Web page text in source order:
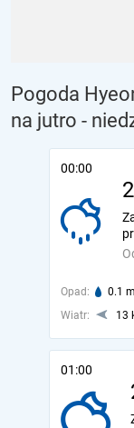
Pogoda
na jutro -
00:00
Opad: 0.1
Wiatr:
13
01:00